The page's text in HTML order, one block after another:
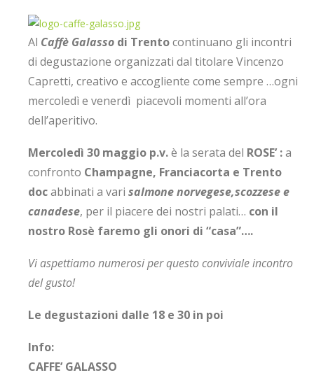
Al Caffè Galasso di Trentocontinuano gli incontri
di degustazione organizzati dal titolare Vincenzo
Capretti, creativo e accogliente come sempre …ogni
mercoledì e venerdì piacevoli momenti all’ora
dell’aperitivo.
Mercoledì 30 maggio p.v.è la serata del ROSE’ :a
confronto Champagne, Franciacorta e Trento
docabbinati a vari salmone norvegese,scozzese e
canadese, per il piacere dei nostri palati… con il
nostro Rosè faremo gli onori di “casa”….
Vi aspettiamo numerosi per questo conviviale incontro
del gusto!
Le degustazioni dalle 18 e 30 in poi
Info:
CAFFE’ GALASSO